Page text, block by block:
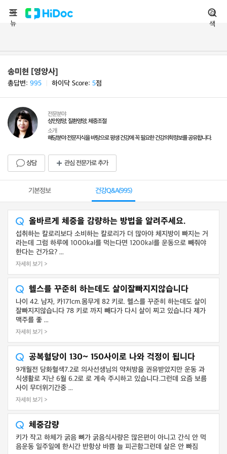
메
뉴
검
색
송미현 [영양사]
총답변: 995 하이닥 Score: 5점
전문분야
성인영양, 질환영양, 체중조절
소개
해당분야 전문지식을 바탕으로 평생 건강에 꼭 필요한 건강의학정보를 공유합니다.
상담 관심 전문가로 추가
기본정보 건강Q&A(995)
올바르게 체중을 감량하는 방법을 알려주세요.
섭취하는 칼로리보다 소비하는 칼로리가 더 많아야 체지방이 빠지는 거
라는데 그럼 하루에 1000kal를 먹는다면 1200kal를 운동으로 빼줘야
한다는 건가요? ...
자세히 보기 >
헬스를 꾸준히 하는데도 살이잘빠지지않습니다
나이 42. 남자, 카171cm.몸무게 82 키로. 헬스를 꾸준히 하는데도 살이
잘빠지지않습니다 78 키로 까지 빼다가 다시 살이 찌고 있습니다 제가
맥주를 좋 ...
자세히 보기 >
공복혈당이 130~ 150사이로 나와 걱정이 됩니다
9개월전 당화혈색7.2로 의사선생님의 약처방을 권유받았지만 운동 과
식생활로 지난 6월 6.2로 로 계속 주시하고 있습니다.그런데 요즘 보름
사이 무더위기간중 ...
자세히 보기 >
체중감량
키가 작고 하체가 굵음 뼈가 굵음식사량은 많은편이 아니고 간식 안 먹
음운동 일주일에 한시간 반항상 바쁨 늘 피곤함그런데 살은 안 빠짐